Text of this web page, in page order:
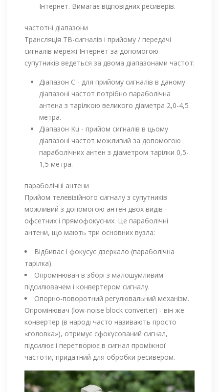
Інтернет. Вимагає відповідних ресиверів.
частотні діапазони
Трансляція ТВ-сигналів і прийому / передачі
сигналів мережі Інтернет за допомогою
супутників ведеться за двома діапазонами частот:
Діапазон С - для прийому сигналів в даному
діапазоні частот потрібно параболічна
антена з тарілкою великого діаметра 2,0-4,5
метра.
Діапазон Ku - прийом сигналів в цьому
діапазоні частот можливий за допомогою
параболічних антен з діаметром тарілки 0,5-
1,5 метра.
параболічні антени
Прийом телевізійного сигналу з супутників
можливий з допомогою антен двох видів -
офсетних і прямофокусних. Це параболічні
антени, що мають три основних вузла:
Відбиває і фокусує дзеркало (параболічна
тарілка).
Опромінювач в зборі з малошумливим
підсилювачем і конвертером сигналу.
Опорно-поворотний регулювальний механізм.
Опромінювач (low-noise block converter) - він же
конвертер (в народі часто називають просто
«головка»), отримує сфокусований сигнал,
підсилює і перетворює в сигнал проміжної
частоти, придатний для обробки ресивером.